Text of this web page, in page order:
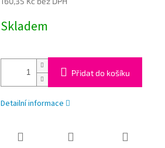
cena:
Skladem
Přidat do košíku
Detailní informace